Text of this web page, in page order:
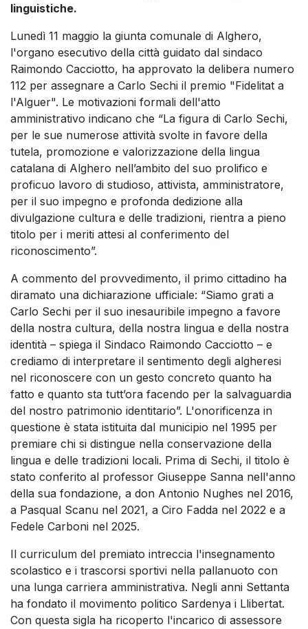
linguistiche.
Lunedì 11 maggio la giunta comunale di Alghero,
l'organo esecutivo della città guidato dal sindaco
Raimondo Cacciotto, ha approvato la delibera numero
112 per assegnare a Carlo Sechi il premio "Fidelitat a
l'Alguer". Le motivazioni formali dell'atto
amministrativo indicano che “La figura di Carlo Sechi,
per le sue numerose attività svolte in favore della
tutela, promozione e valorizzazione della lingua
catalana di Alghero nell’ambito del suo prolifico e
proficuo lavoro di studioso, attivista, amministratore,
per il suo impegno e profonda dedizione alla
divulgazione cultura e delle tradizioni, rientra a pieno
titolo per i meriti attesi al conferimento del
riconoscimento”.
A commento del provvedimento, il primo cittadino ha
diramato una dichiarazione ufficiale: “Siamo grati a
Carlo Sechi per il suo inesauribile impegno a favore
della nostra cultura, della nostra lingua e della nostra
identità – spiega il Sindaco Raimondo Cacciotto – e
crediamo di interpretare il sentimento degli algheresi
nel riconoscere con un gesto concreto quanto ha
fatto e quanto sta tutt’ora facendo per la salvaguardia
del nostro patrimonio identitario”. L'onorificenza in
questione è stata istituita dal municipio nel 1995 per
premiare chi si distingue nella conservazione della
lingua e delle tradizioni locali. Prima di Sechi, il titolo è
stato conferito al professor Giuseppe Sanna nell'anno
della sua fondazione, a don Antonio Nughes nel 2016,
a Pasqual Scanu nel 2021, a Ciro Fadda nel 2022 e a
Fedele Carboni nel 2025.
Il curriculum del premiato intreccia l'insegnamento
scolastico e i trascorsi sportivi nella pallanuoto con
una lunga carriera amministrativa. Negli anni Settanta
ha fondato il movimento politico Sardenya i Llibertat.
Con questa sigla ha ricoperto l'incarico di assessore